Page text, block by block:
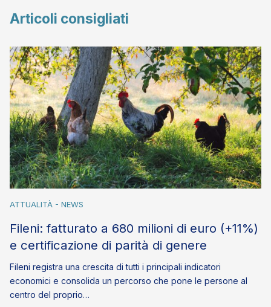
Articoli consigliati
ATTUALITÀ - NEWS
Fileni: fatturato a 680 milioni di euro (+11%)
e certificazione di parità di genere
Fileni registra una crescita di tutti i principali indicatori
economici e consolida un percorso che pone le persone al
centro del proprio…